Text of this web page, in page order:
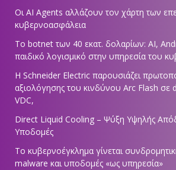
Οι AI Agents αλλάζουν τον χάρτη των
κυβερνοασφάλεια
Το botnet των 40 εκατ. δολαρίων: AI,
παιδικό λογισμικό στην υπηρεσία του
Η Schneider Electric παρουσιάζει
αξιολόγησης του κινδύνου Arc Flash σε
VDC,
Direct Liquid Cooling – Ψύξη Υψηλής
Υποδομές
Το κυβερνοέγκλημα γίνεται
malware και υποδομές «ως υπηρεσία»